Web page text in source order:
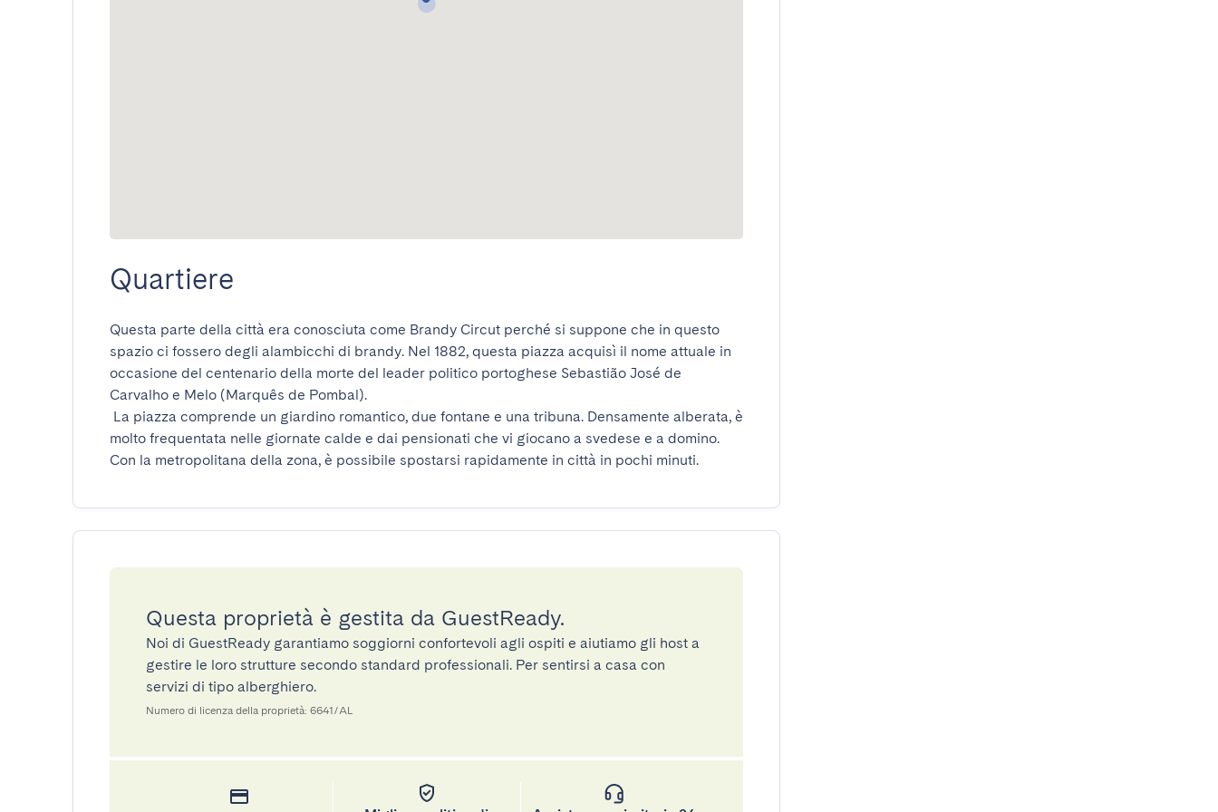
Quartiere
Questa parte della città era conosciuta come Brandy Circut perché si suppone che in questo
spazio ci fossero degli alambicchi di brandy. Nel 1882, questa piazza acquisì il nome attuale in
occasione del centenario della morte del leader politico portoghese Sebastião José de
Carvalho e Melo (Marquês de Pombal).
molto frequentata nelle giornate calde e dai pensionati che vi giocano a svedese e a domino.
Con la metropolitana della zona, è possibile spostarsi rapidamente in città in pochi minuti.
Questa proprietà è gestita da GuestReady.
Noi di GuestReady garantiamo soggiorni confortevoli agli ospiti e aiutiamo gli host a
gestire le loro strutture secondo standard professionali. Per sentirsi a casa con
servizi di tipo alberghiero.
Numero di licenza della proprietà: 6641/AL